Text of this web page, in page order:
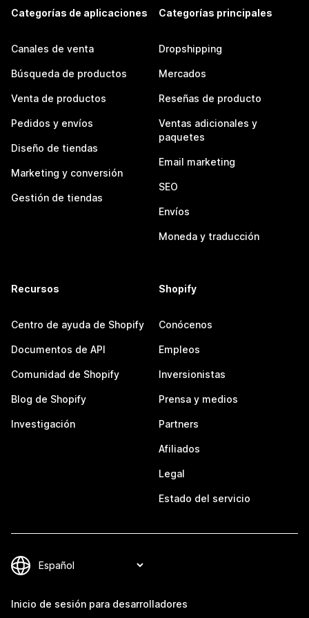
Categorías de aplicaciones
Canales de venta
Búsqueda de productos
Venta de productos
Pedidos y envíos
Diseño de tiendas
Marketing y conversión
Gestión de tiendas
Categorías principales
Dropshipping
Mercados
Reseñas de producto
Ventas adicionales y
paquetes
Email marketing
SEO
Envíos
Moneda y traducción
Recursos
Centro de ayuda de Shopify
Documentos de API
Comunidad de Shopify
Blog de Shopify
Investigación
Shopify
Conócenos
Empleos
Inversionistas
Prensa y medios
Partners
Afiliados
Legal
Estado del servicio
Inicio de sesión para desarrolladores